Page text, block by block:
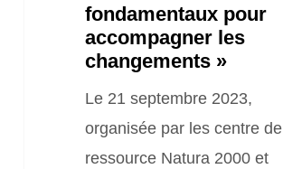
fondamentaux pour
accompagner les
changements »
Le 21 septembre 2023,
organisée par les centre de
ressource Natura 2000 et